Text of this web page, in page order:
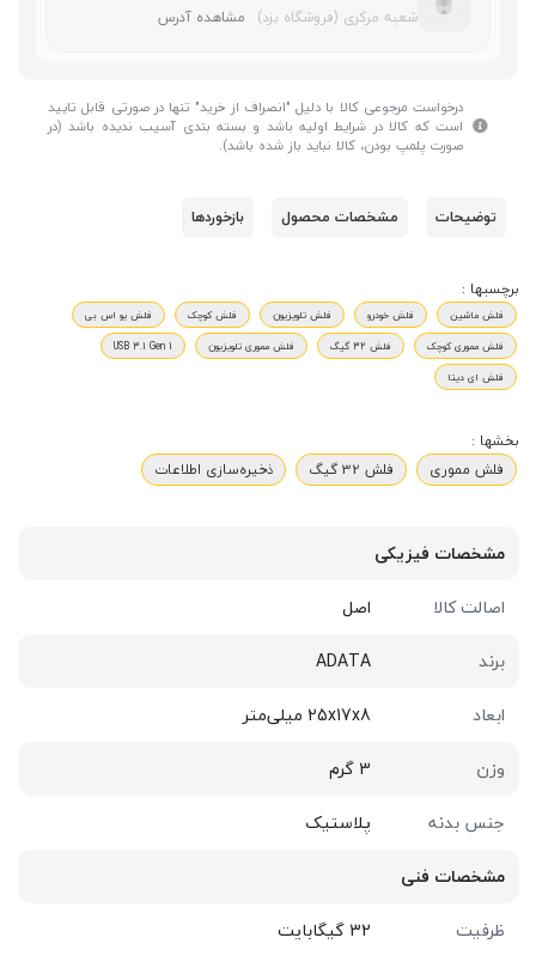
شعبه مرکزی (فروشگاه یزد) مشاهده آدرس
درخواست مرجوعی کالا با دلیل "انصراف از خرید" تنها در صورتی قابل تایید
است که کالا در شرایط اولیه باشد و بسته بندی آسیب ندیده باشد (در
صورت پلمپ بودن، کالا نباید باز شده باشد).
توضیحات مشخصات محصول بازخوردها
برچسبها :
فلش ماشین فلش خودرو فلش تلویزیون فلش کوچک
فلش یو اس بی
فلش مموری کوچک
فلش 32 گیگ فلش مموری تلویزیون
USB 3.1 Gen 1
فلش ای دیتا
بخشها :
فلش مموری
فلش 32 گیگ ذخیره‌سازی اطلاعات
مشخصات فیزیکی
اصالت کالا
اصل
برند
ADATA
ابعاد
25x17x8 میلی‌متر
وزن
3 گرم
جنس بدنه
پلاستیک
مشخصات فنی
ظرفیت
32 گیگابایت